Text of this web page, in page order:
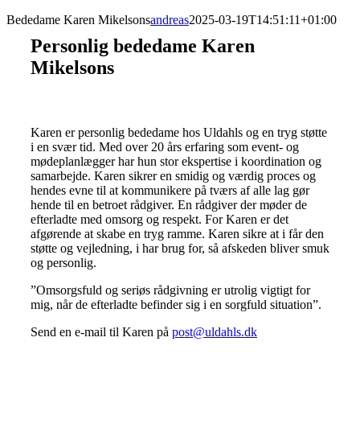
Bededame Karen Mikelsonsandreas2025-03-19T14:51:11+01:00
Personlig bededame Karen
Mikelsons
Karen er personlig bededame hos Uldahls og en tryg støtte
i en svær tid. Med over 20 års erfaring som event- og
mødeplanlægger har hun stor ekspertise i koordination og
samarbejde. Karen sikrer en smidig og værdig proces og
hendes evne til at kommunikere på tværs af alle lag gør
hende til en betroet rådgiver. En rådgiver der møder de
efterladte med omsorg og respekt. For Karen er det
afgørende at skabe en tryg ramme. Karen sikre at i får den
støtte og vejledning, i har brug for, så afskeden bliver smuk
og personlig.
”Omsorgsfuld og seriøs rådgivning er utrolig vigtigt for
mig, når de efterladte befinder sig i en sorgfuld situation”.
Send en e-mail til Karen på post@uldahls.dk